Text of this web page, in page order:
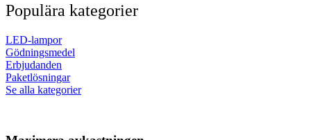
Populära kategorier
LED-lampor
Gödningsmedel
Erbjudanden
Paketlösningar
Se alla kategorier